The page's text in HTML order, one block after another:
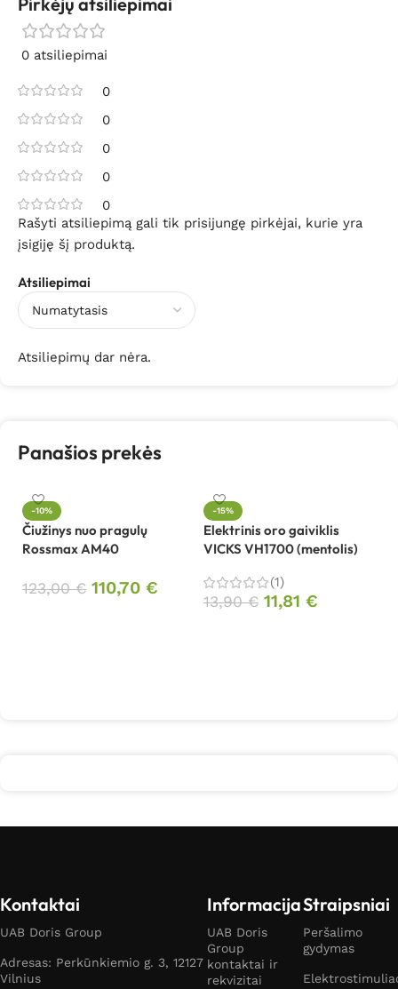
0 atsiliepimai
0
0
0
0
0
Atsiliepimai
Atsiliepimų dar nėra.
Rašyti atsiliepimą gali tik prisijungę pirkėjai, kurie yra
įsigiję šį produktą.
Panašios prekės
-10%
Čiužinys nuo pragulų
Rossmax AM40
123,00€ 110,70 €
-15%
Elektrinis oro gaiviklis
VICKS VH1700 (mentolis)
(1)
13,90€ 11,81 €
Kontaktai
UAB Doris Group
Adresas: Perkūnkiemio g. 3, 12127
Vilnius
Informacija
UAB Doris
Group
kontaktai ir
rekvizitai
Straipsniai
Peršalimo
gydymas